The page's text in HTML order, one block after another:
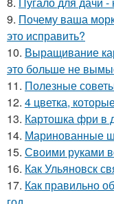
9. Почему ваша
это исправить?
10. Выращивание
это больше не
11. Полезные
12. 4 цветка,
13. Картошка фри в
14. Маринованные
15. Своими руками
16. Как Ульяновск
17. Как правильно